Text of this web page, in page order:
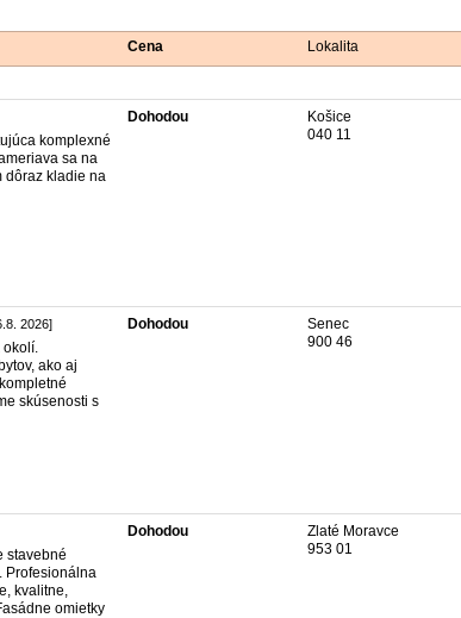
Cena Lokalita
komplexné
sa na
dôraz kladie na
Dohodou
Košice
040 11
2026]
okolí.
ako aj
skúsenosti s
Dohodou
Senec
900 46
stavebné
Profesionálna
kvalitne,
omietky
Dohodou
Zlaté Moravce
953 01